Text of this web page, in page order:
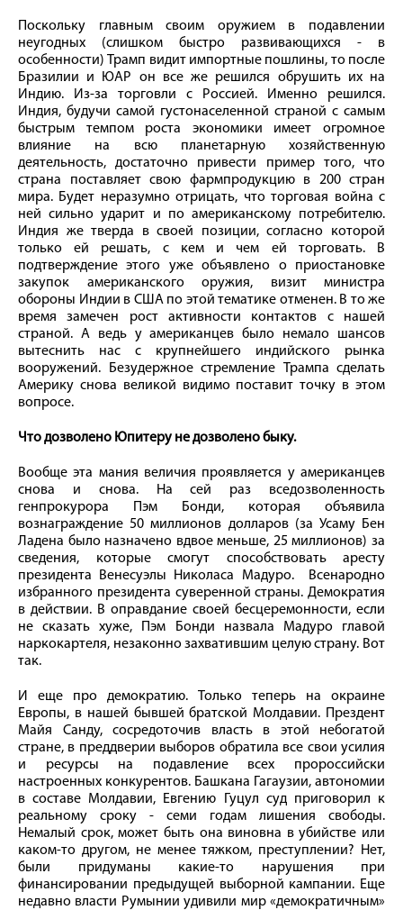
Поскольку главным своим оружием в подавлении
неугодных (слишком быстро развивающихся - в
особенности) Трамп видит импортные пошлины, то после
Бразилии и ЮАР он все же решился обрушить их на
Индию. Из-за торговли с Россией. Именно решился.
Индия, будучи самой густонаселенной страной с самым
быстрым темпом роста экономики имеет огромное
влияние на всю планетарную хозяйственную
деятельность, достаточно привести пример того, что
страна поставляет свою фармпродукцию в 200 стран
мира. Будет неразумно отрицать, что торговая война с
ней сильно ударит и по американскому потребителю.
Индия же тверда в своей позиции, согласно которой
только ей решать, с кем и чем ей торговать. В
подтверждение этого уже объявлено о приостановке
закупок американского оружия, визит министра
обороны Индии в США по этой тематике отменен. В то же
время замечен рост активности контактов с нашей
страной. А ведь у американцев было немало шансов
вытеснить нас с крупнейшего индийского рынка
вооружений. Безудержное стремление Трампа сделать
Америку снова великой видимо поставит точку в этом
вопросе.
Что дозволено Юпитеру не дозволено быку.
Вообще эта мания величия проявляется у американцев
снова и снова. На сей раз вседозволенность
генпрокурора Пэм Бонди, которая объявила
вознаграждение 50 миллионов долларов (за Усаму Бен
Ладена было назначено вдвое меньше, 25 миллионов) за
сведения, которые смогут способствовать аресту
президента Венесуэлы Николаса Мадуро. Всенародно
избранного президента суверенной страны. Демократия
в действии. В оправдание своей бесцеремонности, если
не сказать хуже, Пэм Бонди назвала Мадуро главой
наркокартеля, незаконно захватившим целую страну. Вот
так.
И еще про демократию. Только теперь на окраине
Европы, в нашей бывшей братской Молдавии. Прездент
Майя Санду, сосредоточив власть в этой небогатой
стране, в преддверии выборов обратила все свои усилия
и ресурсы на подавление всех пророссийски
настроенных конкурентов. Башкана Гагаузии, автономии
в составе Молдавии, Евгению Гуцул суд приговорил к
реальному сроку - семи годам лишения свободы.
Немалый срок, может быть она виновна в убийстве или
каком-то другом, не менее тяжком, преступлении? Нет,
были придуманы какие-то нарушения при
финансировании предыдущей выборной кампании. Еще
недавно власти Румынии удивили мир «демократичным»